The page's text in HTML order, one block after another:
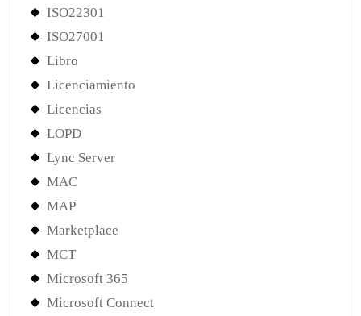
ISO22301
ISO27001
Libro
Licenciamiento
Licencias
LOPD
Lync Server
MAC
MAP
Marketplace
MCT
Microsoft 365
Microsoft Connect